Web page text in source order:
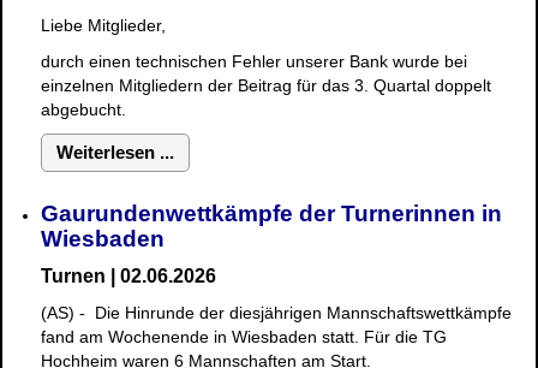
Liebe Mitglieder,
durch einen technischen Fehler unserer Bank wurde bei
einzelnen Mitgliedern der Beitrag für das 3. Quartal doppelt
abgebucht.
Weiterlesen ...
Gaurundenwettkämpfe der Turnerinnen in
Wiesbaden
Turnen | 02.06.2026
(AS) - Die Hinrunde der diesjährigen Mannschaftswettkämpfe
fand am Wochenende in Wiesbaden statt. Für die TG
Hochheim waren 6 Mannschaften am Start.